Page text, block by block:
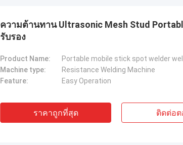
ความต้านทาน Ultrasonic Mesh Stud
รับรอง
Product Name:
Portable mobile stick spot welder
Machine type:
Resistance Welding Machine
Feature:
Easy Operation
ราคาถูกที่สุด ติดต่อ